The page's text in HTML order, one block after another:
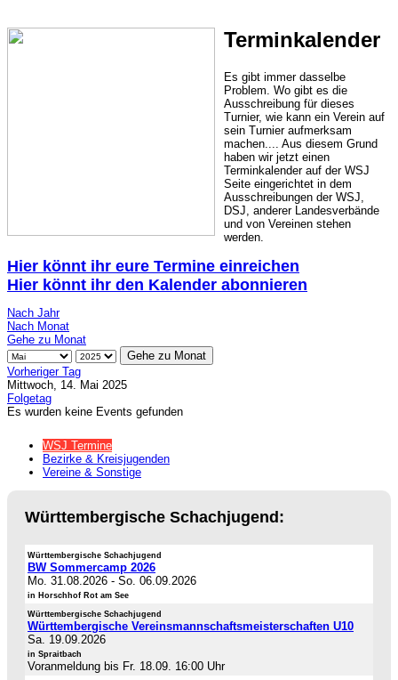
Terminkalender
Es gibt immer dasselbe
Problem. Wo gibt es die
Ausschreibung für dieses
Turnier, wie kann ein Verein auf
sein Turnier aufmerksam
machen.... Aus diesem Grund
haben wir jetzt einen
Terminkalender auf der WSJ
Seite eingerichtet in dem
Ausschreibungen der WSJ,
DSJ, anderer Landesverbände
und von Vereinen stehen
werden.
Hier könnt ihr eure Termine einreichen
Hier könnt ihr den Kalender abonnieren
Nach Jahr
Nach Monat
Gehe zu Monat
Gehe zu Monat
Vorheriger Tag
Mittwoch, 14. Mai 2025
Folgetag
Es wurden keine Events gefunden
WSJ Termine
Bezirke & Kreisjugenden
Vereine & Sonstige
Württembergische Schachjugend:
Württembergische Schachjugend
BW Sommercamp 2026
Mo. 31.08.2026 - So. 06.09.2026
in Horschhof Rot am See
Württembergische Schachjugend
Württembergische Vereinsmannschaftsmeisterschaften U10
Sa. 19.09.2026
in Spraitbach
Voranmeldung bis Fr. 18.09. 16:00 Uhr